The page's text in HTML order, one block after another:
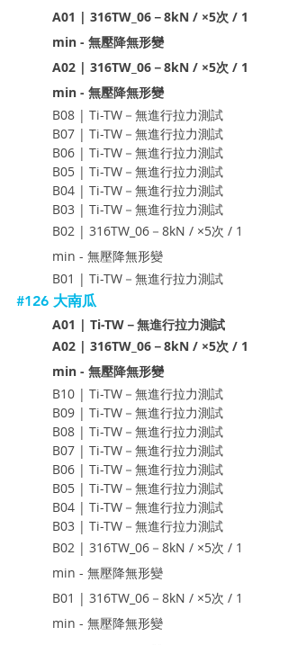
A01 | 316TW_06－8kN / ×5次 / 1
min - 無壓降無形變
A02 | 316TW_06－8kN / ×5次 / 1
min - 無壓降無形變
B08 | Ti-TW－無進行拉力測試
B07 | Ti-TW－無進行拉力測試
B06 | Ti-TW－無進行拉力測試
B05 | Ti-TW－無進行拉力測試
B04 | Ti-TW－無進行拉力測試
B03 | Ti-TW－無進行拉力測試
B02 | 316TW_06－8kN / ×5次 / 1
min - 無壓降無形變
B01 | Ti-TW－無進行拉力測試
#126 大南瓜
A01 | Ti-TW－無進行拉力測試
A02 | 316TW_06－8kN / ×5次 / 1
min - 無壓降無形變
B10 | Ti-TW－無進行拉力測試
B09 | Ti-TW－無進行拉力測試
B08 | Ti-TW－無進行拉力測試
B07 | Ti-TW－無進行拉力測試
B06 | Ti-TW－無進行拉力測試
B05 | Ti-TW－無進行拉力測試
B04 | Ti-TW－無進行拉力測試
B03 | Ti-TW－無進行拉力測試
B02 | 316TW_06－8kN / ×5次 / 1
min - 無壓降無形變
B01 | 316TW_06－8kN / ×5次 / 1
min - 無壓降無形變